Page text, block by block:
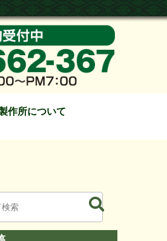
作所について